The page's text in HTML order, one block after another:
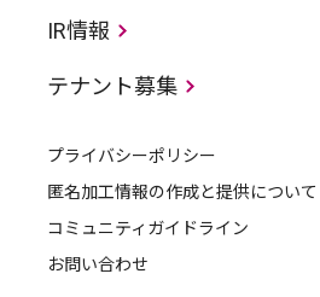
IR情報
テナント募集
プライバシーポリシー
匿名加工情報の作成と提供について
コミュニティガイドライン
お問い合わせ